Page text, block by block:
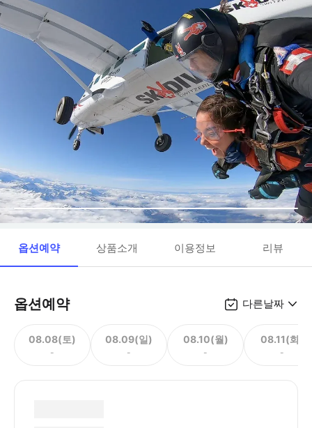
옵션예약 상품소개 이용정보 리뷰
옵션예약 다른날짜
08.08(토)
-
08.09(일)
-
08.10(월)
-
08.11(화)
-